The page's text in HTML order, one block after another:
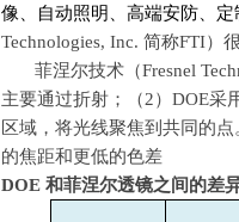
像、自动照明、高端安防、
Technologies, Inc. 简称FTI）
菲涅尔技术（Fresnel
主要通过折射；（2） DOE采
区域，将光线聚焦到共同的点
的焦距和更低的色差
DOE 和菲涅尔透镜之间的差